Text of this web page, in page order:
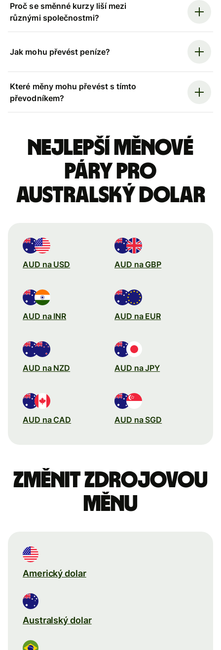
Proč se směnné kurzy liší mezi
různými společnostmi?
Jak mohu převést peníze?
Které měny mohu převést s tímto
převodníkem?
Nejlepší měnové
páry pro
australský dolar
AUD na USD AUD na GBP
AUD na INR AUD na EUR
AUD na NZD AUD na JPY
AUD na CAD AUD na SGD
Změnit zdrojovou
měnu
Americký dolar
Australský dolar